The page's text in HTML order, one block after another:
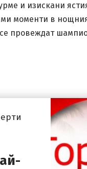
и изискани
моменти в
провеждат